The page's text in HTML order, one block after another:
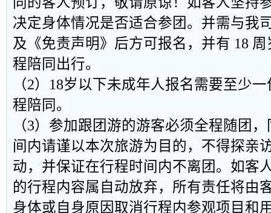
决定身体情况是否适合参团。并需与我
及《免责声明》后方可报名，并有 18
程陪同出行。
（2）18岁以下未成年人报名需要至少
程陪同。
（3）参加跟团游的游客必须全程随团
间内请谨以本次旅游为目的，不得探亲
动，并保证在行程时间内不离团。如客
的行程内容属自动放弃，所有责任将由
身体或自身原因取消行程内参观项目和